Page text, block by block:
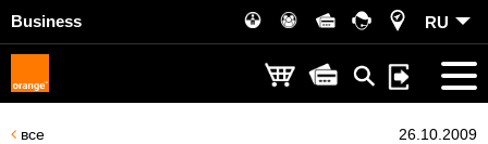
Business RU
все 26.10.2009